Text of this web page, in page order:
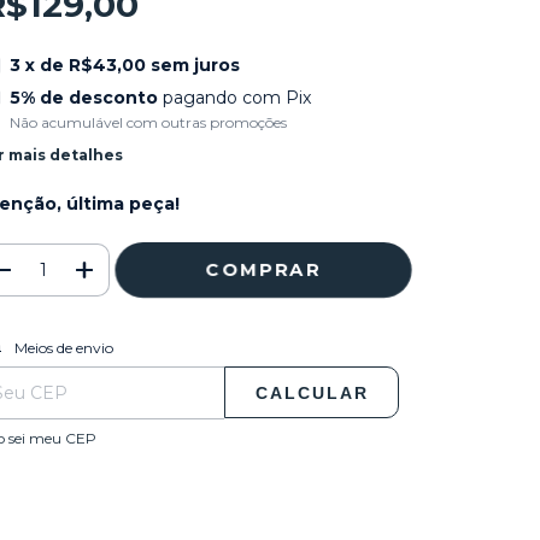
3 x de R$43,00 sem juros
5% de descontopagando com Pix
Não acumulável com outras promoções
mais detalhes
última peça!
para o CEP:
Meios de envio
CALCULAR
sei meu CEP